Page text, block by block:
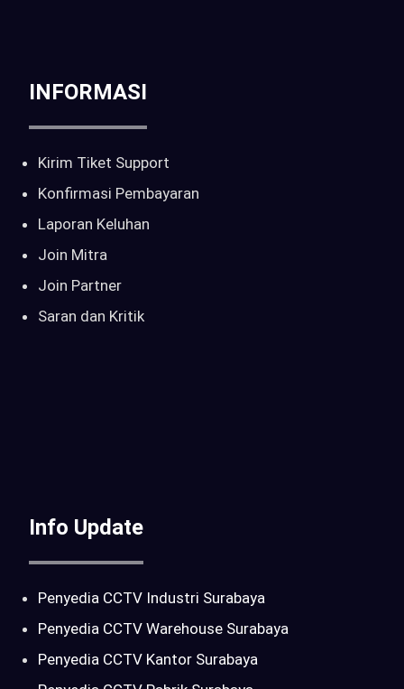
INFORMASI
Kirim Tiket Support
Konfirmasi Pembayaran
Laporan Keluhan
Join Mitra
Join Partner
Saran dan Kritik
Info Update
Penyedia CCTV Industri Surabaya
Penyedia CCTV Warehouse Surabaya
Penyedia CCTV Kantor Surabaya